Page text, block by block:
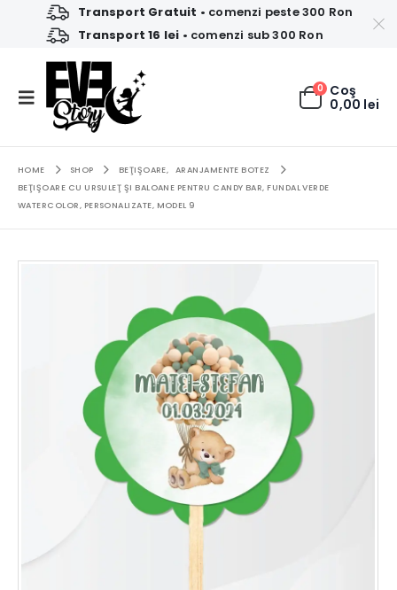
Transport Gratuit • comenzi peste 300 Ron
Transport 16 lei • comenzi sub 300 Ron
0 Coş
0,00 lei
HOME SHOP BEŢIŞOARE,
ARANJAMENTE BOTEZ
BEŢIŞOARE CU URSULEŢ ŞI BALOANE PENTRU CANDY BAR, FUNDAL VERDE
WATERCOLOR, PERSONALIZATE, MODEL 9